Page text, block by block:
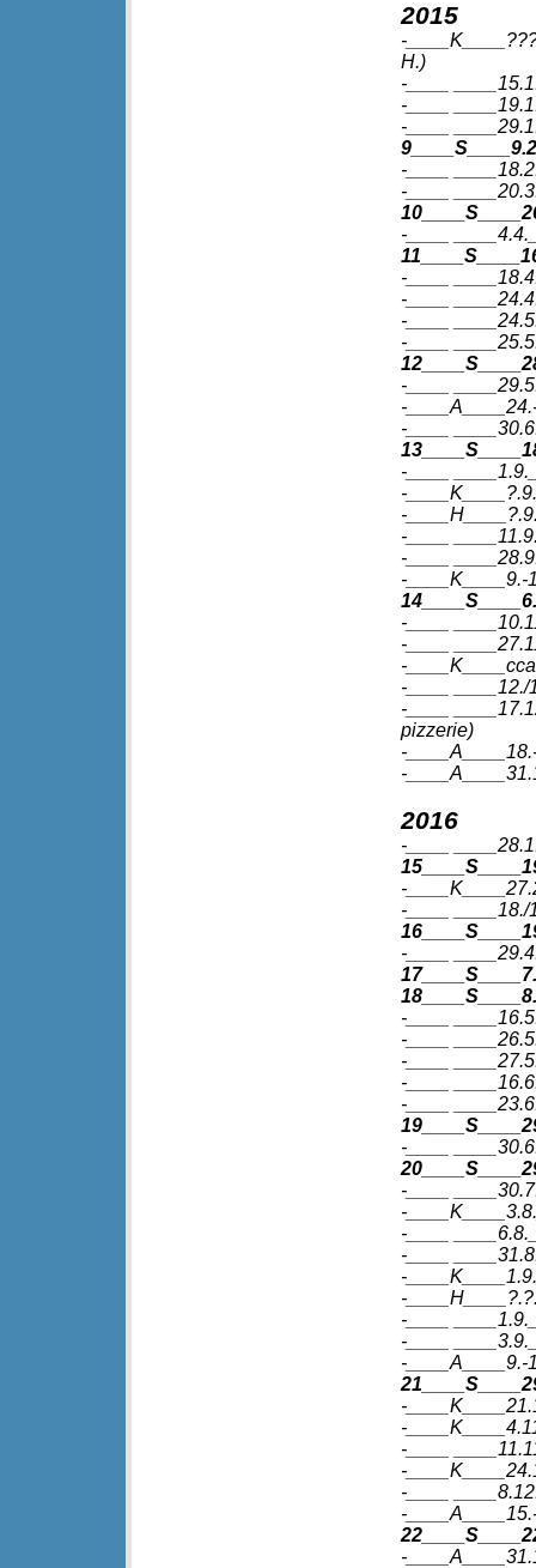
2015
-
H.)
-____
-____
-____
-____
-____
-____
-____
-____
-____
-____
-____
-
-____
-____
-
-
-____
-____
-____K____9.-
-____
-____
-
-____ ____12./
-____
pizzerie)
-
-
2016
-____
-
-____ ____18./
-____
-____
-____
-____
-____
-____
-____
-____
-
-____
-____
-
-
-____
-____
-____A____9.-
-
-
-____
-
-____
-
-